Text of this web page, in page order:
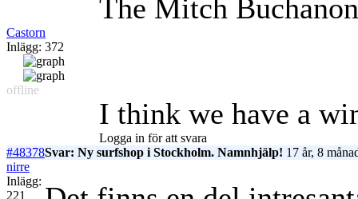
Castorn
Inlägg: 372
offline
The Mitch
I think we have a
Logga in för att svara
#48378Svar: Ny surfshop i Stockholm. Namnhjälp! 17 år, 8
nirre
Inlägg:
221